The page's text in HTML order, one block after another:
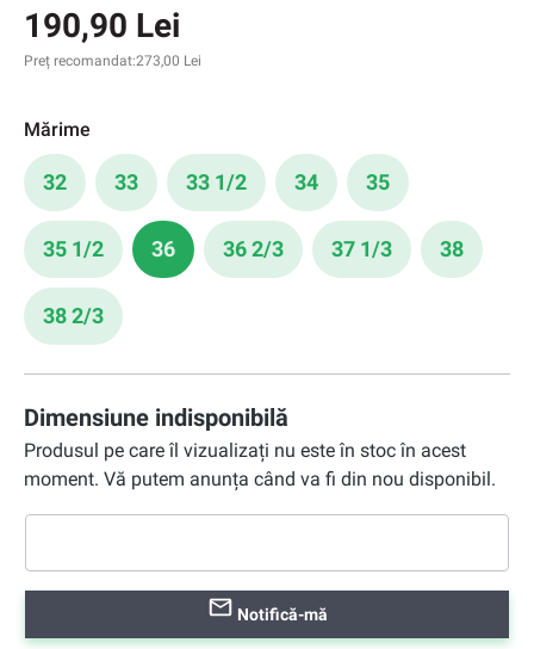
190,90 Lei
Preț recomandat:273,00 Lei
Mărime
32 33 33 1/2 34 35
35 1/2 36 36 2/3 37 1/3 38
38 2/3
Dimensiune indisponibilă
Produsul pe care îl vizualizați nu este în stoc în acest
moment. Vă putem anunța când va fi din nou disponibil.
Notifică-mă